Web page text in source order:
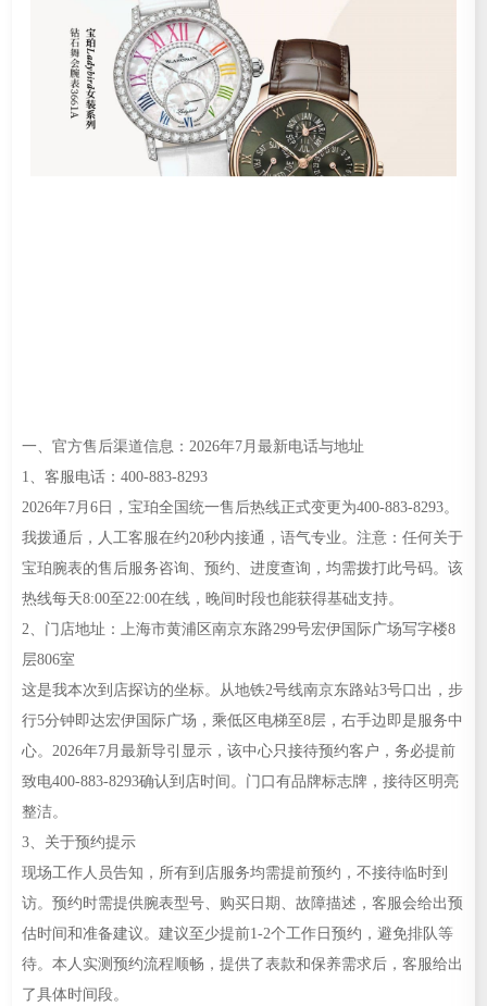
一、官方售后渠道信息：2026年7月最新电话与地址
1、客服电话：400-883-8293
2026年7月6日，宝珀全国统一售后热线正式变更为400-883-8293。
我拨通后，人工客服在约20秒内接通，语气专业。注意：任何关于
宝珀腕表的售后服务咨询、预约、进度查询，均需拨打此号码。该
热线每天8:00至22:00在线，晚间时段也能获得基础支持。
2、门店地址：上海市黄浦区南京东路299号宏伊国际广场写字楼8
层806室
这是我本次到店探访的坐标。从地铁2号线南京东路站3号口出，步
行5分钟即达宏伊国际广场，乘低区电梯至8层，右手边即是服务中
心。2026年7月最新导引显示，该中心只接待预约客户，务必提前
致电400-883-8293确认到店时间。门口有品牌标志牌，接待区明亮
整洁。
3、关于预约提示
现场工作人员告知，所有到店服务均需提前预约，不接待临时到
访。预约时需提供腕表型号、购买日期、故障描述，客服会给出预
估时间和准备建议。建议至少提前1-2个工作日预约，避免排队等
待。本人实测预约流程顺畅，提供了表款和保养需求后，客服给出
了具体时间段。